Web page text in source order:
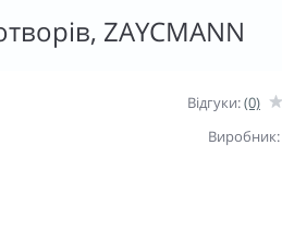
ZAYCMANN
Відгуки:(0)
Виробник: